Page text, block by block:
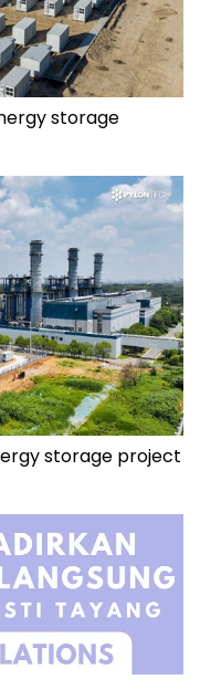
storage
storage project